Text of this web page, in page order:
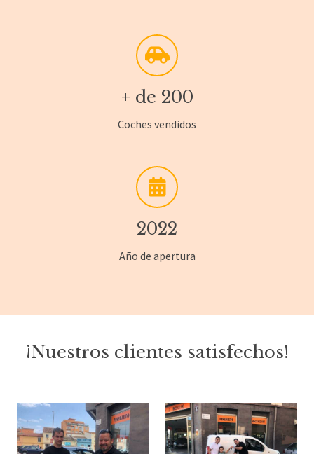
+ de 200
Coches vendidos
2022
Año de apertura
¡Nuestros clientes satisfechos!